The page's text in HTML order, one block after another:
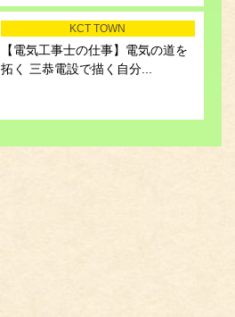
KCT TOWN
【電気工事士の仕事】電気の道を
拓く 三恭電設で描く自分...